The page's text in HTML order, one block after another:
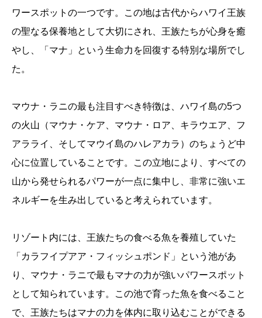
ワースポットの一つです。この地は古代からハワイ王族
の聖なる保養地として大切にされ、王族たちが心身を癒
やし、「マナ」という生命力を回復する特別な場所でし
た。
マウナ・ラニの最も注目すべき特徴は、ハワイ島の5つ
の火山（マウナ・ケア、マウナ・ロア、キラウエア、フ
アラライ、そしてマウイ島のハレアカラ）のちょうど中
心に位置していることです。この立地により、すべての
山から発せられるパワーが一点に集中し、非常に強いエ
ネルギーを生み出していると考えられています。
リゾート内には、王族たちの食べる魚を養殖していた
「カラフイプアア・フィッシュポンド」という池があ
り、マウナ・ラニで最もマナの力が強いパワースポット
として知られています。この池で育った魚を食べること
で、王族たちはマナの力を体内に取り込むことができる